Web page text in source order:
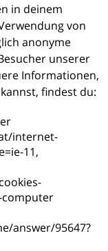
in deinem
von
anonyme
unserer
Informationen,
findest du:
internet-
11,
answer/95647?